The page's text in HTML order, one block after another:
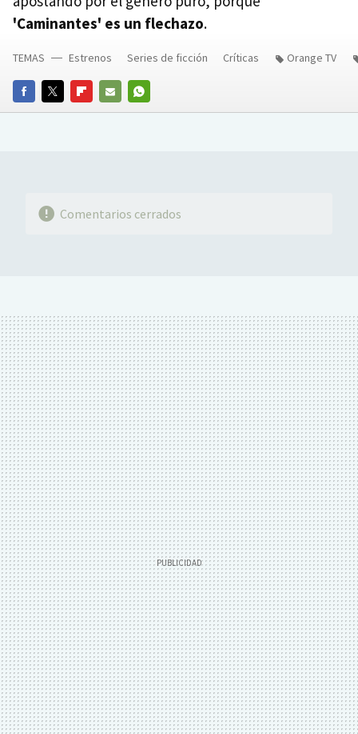
'Caminantes' es un flechazo.
FACEBOOKTWITTERFLIPBOARD
E-
WHATSAPP
TEMAS Estrenos Series de ficción Críticas Orange TV
Comentarios cerrados